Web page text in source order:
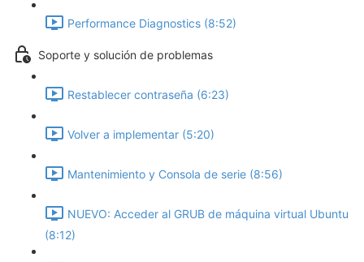
Performance Diagnostics (8:52)
Soporte y solución de problemas
Restablecer contraseña (6:23)
Volver a implementar (5:20)
Mantenimiento y Consola de serie (8:56)
NUEVO: Acceder al GRUB de máquina virtual Ubuntu
(8:12)